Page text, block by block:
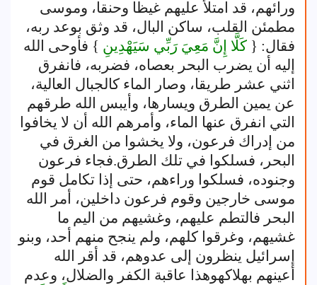
ورائهم، قد امتلأ عليهم غيظا وحنقا، وموسى
مطمئن القلب، ساكن البال، قد وثق بوعد ربه،
فقال: { كَلَّا إِنَّ مَعِيَ رَبِّي سَيَهْدِينِ } فأوحى الله
إليه أن يضرب البحر بعصاه، فضربه، فانفرق
اثني عشر طريقا، وصار الماء كالجبال العالية،
عن يمين الطرق ويسارها، وأيبس الله طرقهم
التي انفرق عنها الماء، وأمرهم الله أن لا يخافوا
من إدراك فرعون، ولا يخشوا من الغرق في
البحر، فسلكوا في تلك الطرق.فجاء فرعون
وجنوده، فسلكوا وراءهم، حتى إذا تكامل قوم
موسى خارجين وقوم فرعون داخلين، أمر الله
البحر فالتطم عليهم، وغشيهم من اليم ما
غشيهم، وغرقوا كلهم، ولم ينجح منهم أحد، وبنو
إسرائيل ينظرون إلى عدوهم، قد أقر الله
أعينهم بهلاكهوهذا عاقبة الكفر والضلال، وعدم